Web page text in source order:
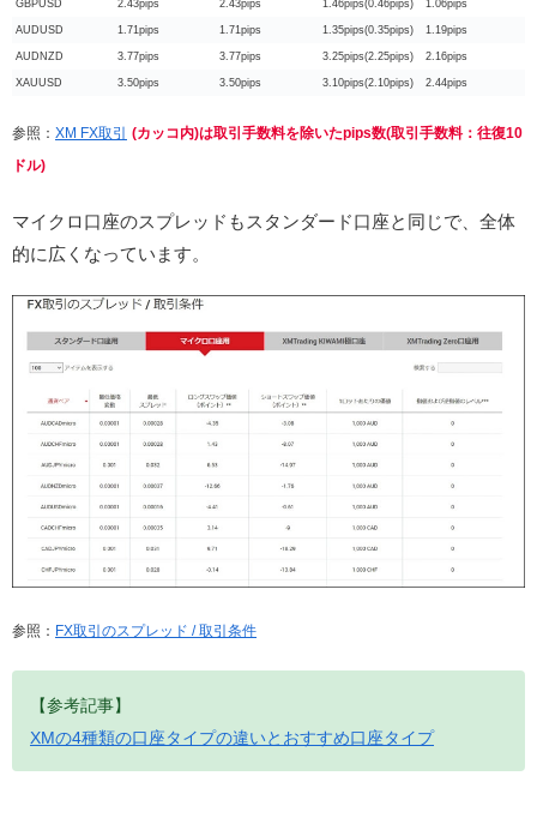
GBPUSD 2.43pips 2.43pips 1.46pips(0.46pips) 1.06pips
AUDUSD 1.71pips 1.71pips 1.35pips(0.35pips) 1.19pips
AUDNZD 3.77pips 3.77pips 3.25pips(2.25pips) 2.16pips
XAUUSD 3.50pips 3.50pips 3.10pips(2.10pips) 2.44pips
参照： XM FX取引
(カッコ内)は取引手数料を除いたpips数(取引手数料：往復10
ドル)
マイクロ口座のスプレッドもスタンダード口座と同じで、全体
的に広くなっています。
参照： FX取引のスプレッド / 取引条件
【参考記事】
XMの4種類の口座タイプの違いとおすすめ口座タイプ